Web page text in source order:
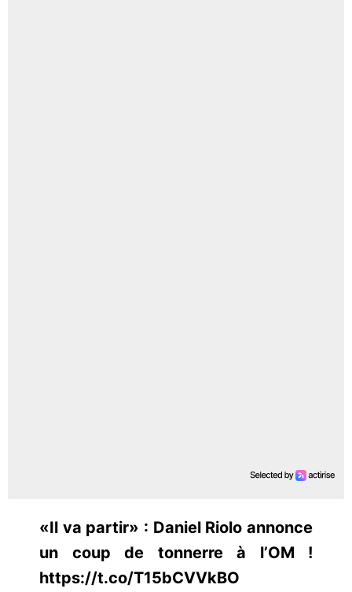
«Il va partir» : Daniel Riolo annonce
un coup de tonnerre à l’OM !
https://t.co/T15bCVVkBO